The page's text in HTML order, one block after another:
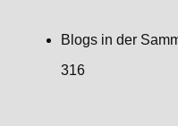
Blogs in der
316